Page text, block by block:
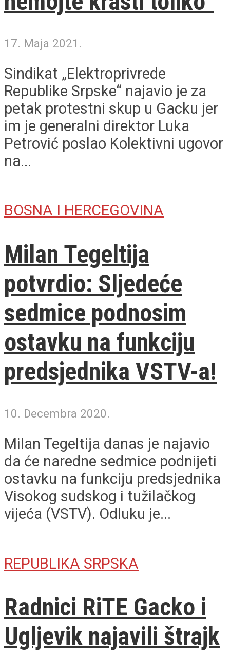
17. Maja 2021.
Sindikat „Elektroprivrede
Republike Srpske“ najavio je za
petak protestni skup u Gacku jer
im je generalni direktor Luka
Petrović poslao Kolektivni ugovor
na...
BOSNA I HERCEGOVINA
Milan Tegeltija
potvrdio: Sljedeće
sedmice podnosim
ostavku na funkciju
predsjednika VSTV-a!
10. Decembra 2020.
Milan Tegeltija danas je najavio
da će naredne sedmice podnijeti
ostavku na funkciju predsjednika
Visokog sudskog i tužilačkog
vijeća (VSTV). Odluku je...
REPUBLIKA SRPSKA
Radnici RiTE Gacko i
Ugljevik najavili štrajk